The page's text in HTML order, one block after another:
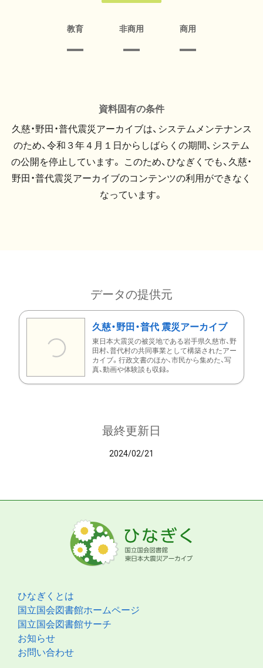
教育 非商用 商用
資料固有の条件
久慈・野田・普代震災アーカイブは、システムメンテナンス
のため、令和３年４月１日からしばらくの期間、システム
の公開を停止しています。 このため、ひなぎくでも、久慈・
野田・普代震災アーカイブのコンテンツの利用ができなく
なっています。
データの提供元
久慈・野田・普代 震災アーカイブ
東日本大震災の被災地である岩手県久慈市、野
田村、普代村の共同事業として構築されたアー
カイブ。行政文書のほか、市民から集めた、写
真、動画や体験談も収録。
最終更新日
2024/02/21
ひなぎくとは
国立国会図書館ホームページ
国立国会図書館サーチ
お知らせ
お問い合わせ